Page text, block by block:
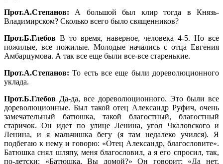
Прот.А.Степанов: А большой был клир тогда в Князь-
Владимирском? Сколько всего было священников?
Прот.Б.Глебов В то время, наверное, человека 4-5. Но все
пожилые, все пожилые. Молодые начались с отца Евгения
Амбарцумова. А так все еще были все-все старенькие.
Прот.А.Степанов: То есть все еще были дореволюционного
уклада.
Прот.Б.Глебов Да-да, все дореволюционного. Это были все
дореволюционные. Был такой отец Александр Руфич, очень
замечательный батюшка, такой благостный, благостный
старичок. Он идет по улице Ленина, угол Чкаловского и
Ленина, и я мальчишка бегу (я там недалеко учился). Я
подбегаю к нему и говорю: «Отец Александр, благословите».
Батюшка снял шляпу, меня благословил, а я его спросил, так,
по-детски: «Батюшка, Вы домой?» Он говорит: «Да нет,